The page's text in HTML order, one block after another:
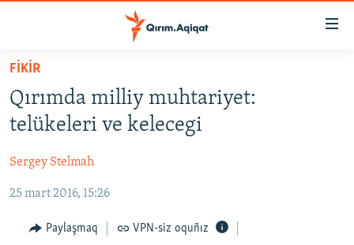
Esas
qaytmaq
Baş
qaytmaq
qaytmaq
HABERLER
SİYASET
CEMİYET
MEDENİYET
İNSAN AQLARI
FİKİR
Qırımda milliy muhtariyet:
telükeleri ve kelecegi
Sergey Stelmah
25 mart 2016, 15:26
Paylaşmaq VPN-siz oquñız